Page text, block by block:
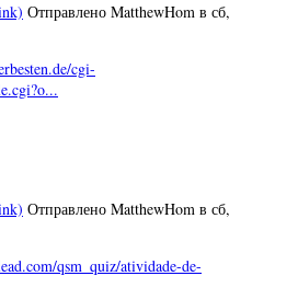
Отправлено MatthewHom в сб,
cgi-
Отправлено MatthewHom в сб,
qsm_quiz/atividade-de-